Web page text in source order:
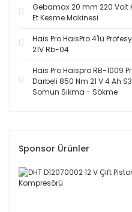
Gebamax 20 mm 220 Volt
Et Kesme Makinesi
Hais Pro HaisPro 4'lü
21V Rb-04
Hais Pro Haispro RB-1009
Darbeli 850 Nm 21 V 4 Ah
Somun Sıkma - Sökme
Sponsor Ürünler